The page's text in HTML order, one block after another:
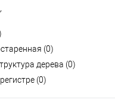
(0)
дерева (0)
(0)